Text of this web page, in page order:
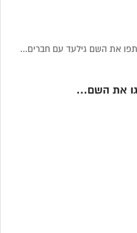
את השם גילעד עם חברים...
את השם...